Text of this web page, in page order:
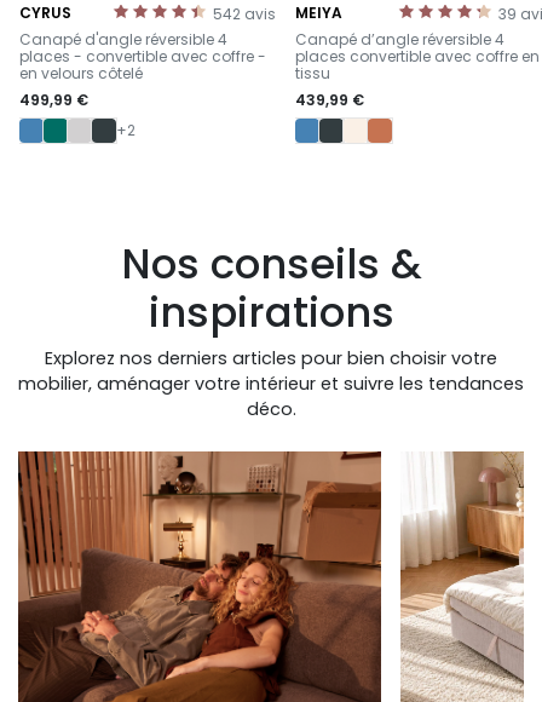
542 avis
CYRUS
-
Canapé d'angle réversible 4
places - convertible avec coffre -
en velours côtelé
499,99 €
+2
39
MEIYA
-
Canapé d’angle réversible 4
places convertible avec coffre en
tissu
439,99 €
Nos conseils &
inspirations
Explorez nos derniers articles pour bien choisir votre
mobilier, aménager votre intérieur et suivre les tendances
déco.